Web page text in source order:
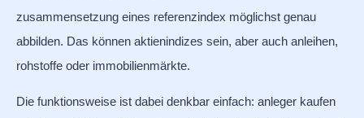
zusammensetzung eines referenzindex möglichst genau
abbilden. Das können aktienindizes sein, aber auch anleihen,
rohstoffe oder immobilienmärkte.
Die funktionsweise ist dabei denkbar einfach: anleger kaufen